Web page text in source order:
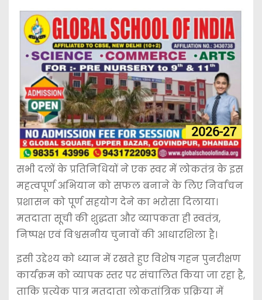
सभी दलों के प्रतिनिधियों ने एक स्वर में लोकतंत्र के इस
महत्वपूर्ण अभियान को सफल बनाने के लिए निर्वाचन
प्रशासन को पूर्ण सहयोग देने का भरोसा दिलाया।
मतदाता सूची की शुद्धता और व्यापकता ही स्वतंत्र,
निष्पक्ष एवं विश्वसनीय चुनावों की आधारशिला है।
इसी उद्देश्य को ध्यान में रखते हुए विशेष गहन पुनरीक्षण
कार्यक्रम को व्यापक स्तर पर संचालित किया जा रहा है,
ताकि प्रत्येक पात्र मतदाता लोकतांत्रिक प्रक्रिया में